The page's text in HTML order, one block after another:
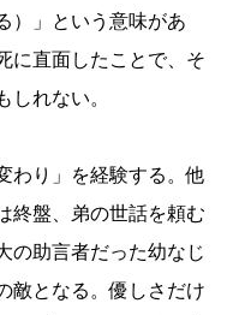
）」という意味があ
に直面したことで、そ
しれない。
わり」を経験する。他
終盤、弟の世話を頼む
の助言者だった幼なじ
敵となる。優しさだけ